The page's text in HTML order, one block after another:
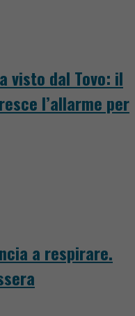
visto dal Tovo: il
l’allarme per
a respirare.